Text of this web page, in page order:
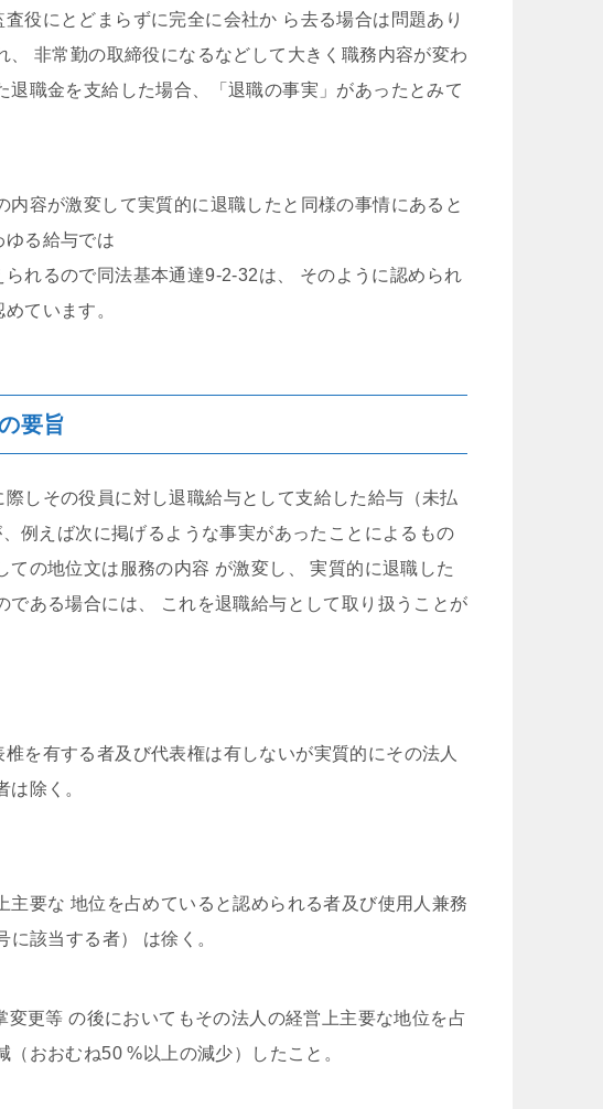
役にとどまらずに完全に会社か ら去る場合は問題あり
非常勤の取締役になるなどして大きく職務内容が変わ
職金を支給した場合、「退職の事実」があったとみて
容が激変して実質的に退職したと同様の事情にあると
ゆる給与では
れるので同法基本通達9-2-32は、 そのように認められ
ています。
要旨
しその役員に対し退職給与として支給した給与（未払
例えば次に掲げるような事実があったことによるもの
の地位文は服務の内容 が激変し、 実質的に退職した
ある場合には、 これを退職給与として取り扱うことが
を有する者及び代表権は有しないが実質的にその法人
除く。
要な 地位を占めていると認められる者及び使用人兼務
該当する者） は徐く。
更等 の後においてもその法人の経営上主要な地位を占
おおむね50 %以上の減少）したこと。